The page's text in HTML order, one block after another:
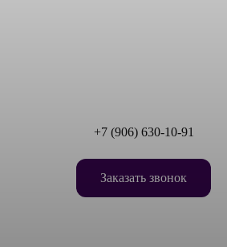
+7 (906) 630-10-91
Заказать звонок